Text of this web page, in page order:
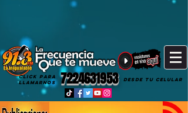
7224631953
CLICK PARA
LLAMARNOS
DESDE TU CELULAR